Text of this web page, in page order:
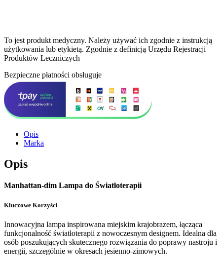
To jest produkt medyczny. Należy używać ich zgodnie z instrukcją
użytkowania lub etykietą. Zgodnie z definicją Urzędu Rejestracji
Produktów Leczniczych
Bezpieczne płatności obsługuje
Opis
Marka
Opis
Manhattan-dim Lampa do Światłoterapii
Kluczowe Korzyści
Innowacyjna lampa inspirowana miejskim krajobrazem, łącząca
funkcjonalność światłoterapii z nowoczesnym designem. Idealna dla
osób poszukujących skutecznego rozwiązania do poprawy nastroju i
energii, szczególnie w okresach jesienno-zimowych.